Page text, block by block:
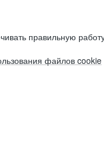
правильную
файлов cookie